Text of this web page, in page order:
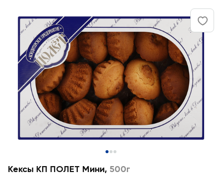
Кексы КП ПОЛЕТ Мини, 500г